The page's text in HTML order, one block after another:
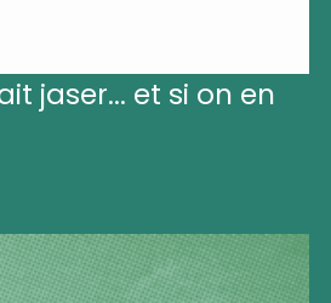
jaser... et si on en